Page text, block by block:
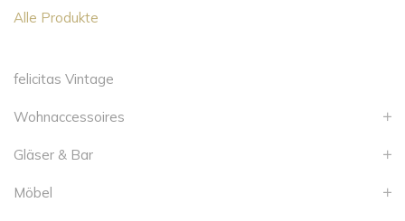
Alle Produkte
felicitas Vintage
Wohnaccessoires
Gläser & Bar
Möbel